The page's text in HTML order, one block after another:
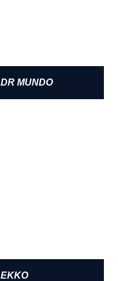
DR MUNDO
EKKO